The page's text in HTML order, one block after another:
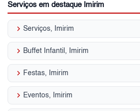
Serviços em destaque Imirim
keyboard_arrow_right Serviços, Imirim
keyboard_arrow_right Buffet Infantil, Imirim
keyboard_arrow_right Festas, Imirim
keyboard_arrow_right Eventos, Imirim